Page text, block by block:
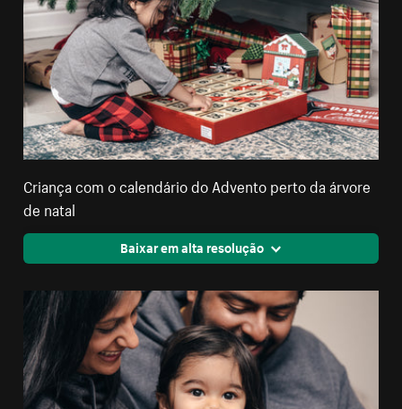
Criança com o calendário do Advento perto da árvore
de natal
Baixar em alta resolução